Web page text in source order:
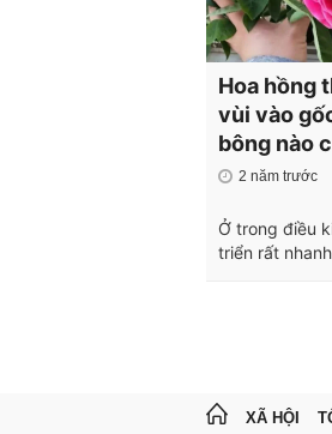
Hoa hồng
vùi vào
bông nào
2 năm trước
Ở trong điều
triển rất
XÃ HỘI